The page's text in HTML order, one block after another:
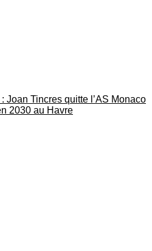
Joan Tincres quitte l’AS Monaco
2030 au Havre